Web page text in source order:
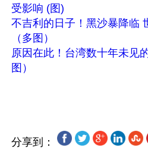
受影响 (图)
不吉利的日子！黑沙暴降临
（多图）
原因在此！台湾数十年未见
图）
分享到：